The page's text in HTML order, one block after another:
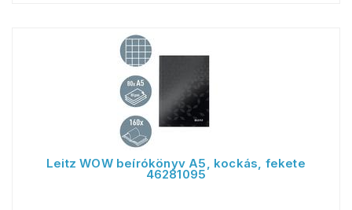
Leitz WOW beírókönyv A5, kockás, fekete
46281095